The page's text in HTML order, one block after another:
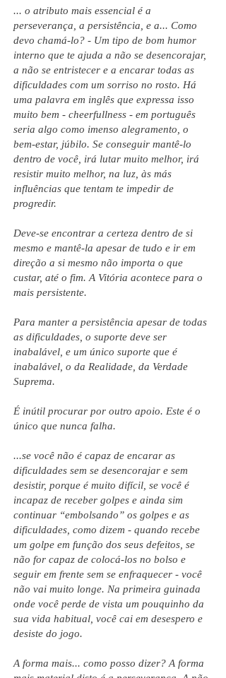
... o atributo mais essencial é a
perseverança, a persistência, e a... Como
devo chamá-lo? - Um tipo de bom humor
interno que te ajuda a não se desencorajar,
a não se entristecer e a encarar todas as
dificuldades com um sorriso no rosto. Há
uma palavra em inglês que expressa isso
muito bem - cheerfullness - em português
seria algo como imenso alegramento, o
bem-estar, júbilo. Se conseguir mantê-lo
dentro de você, irá lutar muito melhor, irá
resistir muito melhor, na luz, às más
influências que tentam te impedir de
progredir.
Deve-se encontrar a certeza dentro de si
mesmo e mantê-la apesar de tudo e ir em
direção a si mesmo não importa o que
custar, até o fim. A Vitória acontece para o
mais persistente.
Para manter a persistência apesar de todas
as dificuldades, o suporte deve ser
inabalável, e um único suporte que é
inabalável, o da Realidade, da Verdade
Suprema.
É inútil procurar por outro apoio. Este é o
único que nunca falha.
...se você não é capaz de encarar as
dificuldades sem se desencorajar e sem
desistir, porque é muito difícil, se você é
incapaz de receber golpes e ainda sim
continuar “embolsando” os golpes e as
dificuldades, como dizem - quando recebe
um golpe em função dos seus defeitos, se
não for capaz de colocá-los no bolso e
seguir em frente sem se enfraquecer - você
não vai muito longe. Na primeira guinada
onde você perde de vista um pouquinho da
sua vida habitual, você cai em desespero e
desiste do jogo.
A forma mais... como posso dizer? A forma